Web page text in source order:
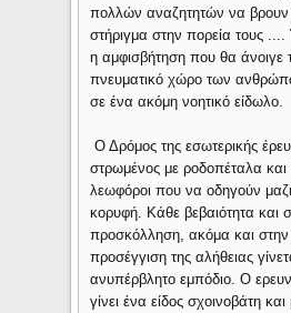
πολλών αναζητητών να βρουν
στήριγμα στην πορεία τους
η αμφισβήτηση που θα άνοιγε
πνευματικό χώρο των
σε ένα ακόμη νοητικό είδωλο.
Ο Δρόμος της εσωτερικής
στρωμένος με ροδοπέταλα
λεωφόροι που να οδηγούν
κορυφή. Κάθε βεβαιότητα και
προσκόλληση, ακόμα και στην
προσέγγιση της αλήθειας
ανυπέρβλητο εμπόδιο. Ο
γίνει ένα είδος σχοινοβάτη